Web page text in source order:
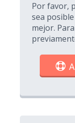
Por favor,
sea
mejor.